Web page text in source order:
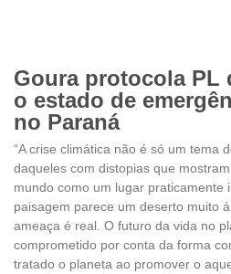
Goura protocola PL
o estado de
no Paraná
“A crise climática não é só um tema
daqueles com distopias que
mundo como um lugar praticamente
paisagem parece um deserto muito
ameaça é real. O futuro da vida no
comprometido por conta da forma
tratado o planeta ao promover o